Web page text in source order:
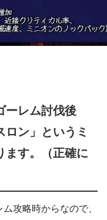
ーレム討伐後
ロン」というミ
ます。（正確に
攻略時からなので、